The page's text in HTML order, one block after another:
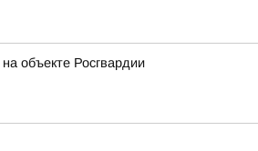
объекте Росгвардии